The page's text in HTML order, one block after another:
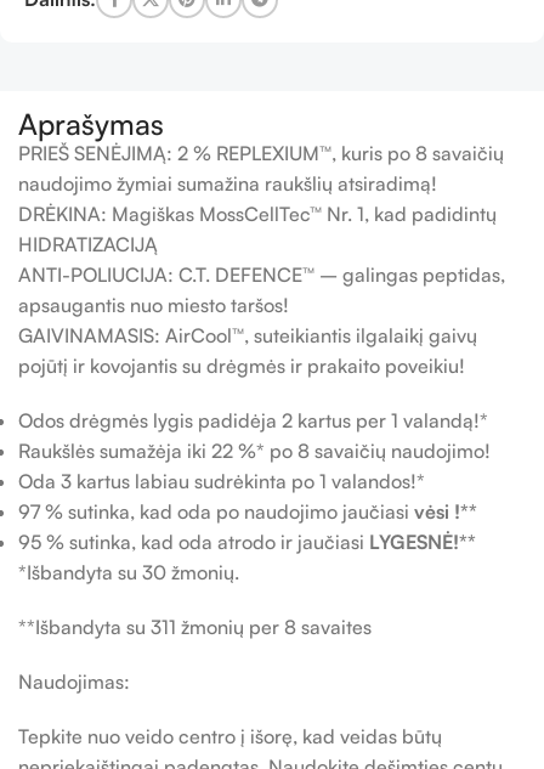
Aprašymas
PRIEŠ SENĖJIMĄ: 2 % REPLEXIUM™, kuris po 8 savaičių
naudojimo žymiai sumažina raukšlių atsiradimą!
DRĖKINA: Magiškas MossCellTec™ Nr. 1, kad padidintų
HIDRATIZACIJĄ
ANTI-POLIUCIJA: C.T. DEFENCE™ – galingas peptidas,
apsaugantis nuo miesto taršos!
GAIVINAMASIS: AirCool™, suteikiantis ilgalaikį gaivų
pojūtį ir kovojantis su drėgmės ir prakaito poveikiu!
Odos drėgmės lygis padidėja 2 kartus per 1 valandą!*
Raukšlės sumažėja iki 22 %* po 8 savaičių naudojimo!
Oda 3 kartus labiau sudrėkinta po 1 valandos!*
97 % sutinka, kad oda po naudojimo jaučiasi vėsi !**
95 % sutinka, kad oda atrodo ir jaučiasi LYGESNĖ!**
*Išbandyta su 30 žmonių.
**Išbandyta su 311 žmonių per 8 savaites
Naudojimas:
Tepkite nuo veido centro į išorę, kad veidas būtų